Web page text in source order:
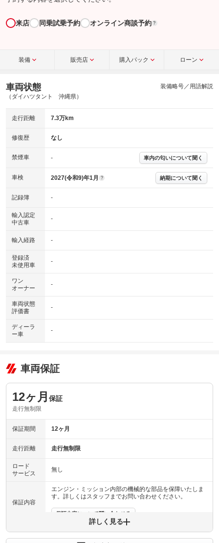
来店 同乗試乗予約 オンライン商談予約 ?
装備 販売店 購入パック ローン
車両状態
（ダイハツタント 沖縄県）
装備略号／用語解説
走行距離 7.3万km
修復歴 なし
禁煙車 - 車内の匂いについて聞く
車検 2027(令和9)年1月 ? 納期について聞く
記録簿 -
輸入認定
中古車
-
輸入経路 -
登録済
未使用車
-
ワン
オーナー
-
車両状態
評価書
-
ディーラ
ー車
-
車両保証
12ヶ月 保証
走行無制限
保証期間 12ヶ月
走行距離 走行無制限
ロード
サービス
無し
保証内容
エンジン・ミッション内部の機械的な部品を保障いたしま
す。詳しくはスタッフまでお問い合わせください。
保証内容について問い合わせる
保証項目 -
詳しく見る